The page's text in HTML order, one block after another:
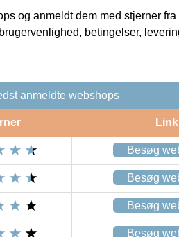
og anmeldt dem med stjerner fra
betingelser,
anmeldte webshops
Link
Besøg
Besøg
Besøg
Besøg